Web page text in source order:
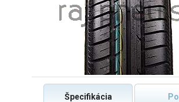
Špecifikácia